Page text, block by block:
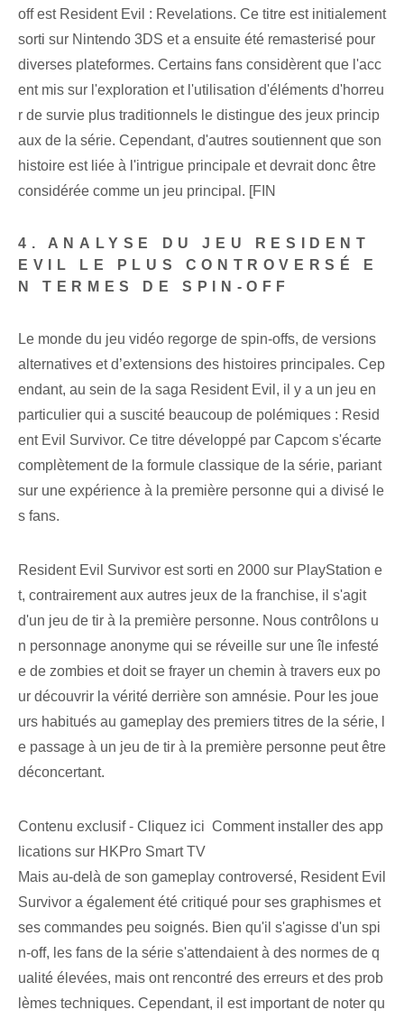
off est Resident Evil : Revelations. Ce titre est initialement
sorti sur Nintendo 3DS et a ensuite été remasterisé pour
diverses plateformes. Certains fans considèrent que l'acc
ent mis sur l'exploration et l'utilisation d'éléments d'horreu
r de survie plus traditionnels le distingue des jeux princip
aux de la série. Cependant, d'autres soutiennent que son
histoire est liée à l'intrigue principale et devrait donc être
considérée comme un jeu principal. [FIN
4. ANALYSE DU JEU RESIDENT
EVIL LE PLUS CONTROVERSÉ E
N TERMES DE SPIN-OFF
Le monde du jeu vidéo regorge de spin-offs, de versions
alternatives et d’extensions des histoires principales. Cep
endant, au sein de la saga Resident Evil, il y a un jeu en
particulier qui a suscité beaucoup de polémiques : Resid
ent Evil Survivor. Ce titre développé par Capcom s'écarte
complètement de la formule classique de la série, pariant
sur une expérience à la première personne qui a divisé le
s fans.
Resident Evil Survivor est sorti en 2000 sur PlayStation e
t, contrairement aux autres jeux de la franchise, il s'agit
d'un jeu de tir à la première personne. Nous contrôlons u
n personnage anonyme qui se réveille sur une île infesté
e de zombies et doit se frayer un chemin à travers eux po
ur découvrir la vérité derrière son amnésie. Pour les joue
urs habitués au gameplay des premiers titres de la série, l
e passage à un jeu de tir à la première personne peut être
déconcertant.
Contenu exclusif - Cliquez ici Comment installer des app
lications sur HKPro Smart TV
Mais au-delà de son gameplay controversé, Resident Evil
Survivor a également été critiqué pour ses graphismes et
ses commandes peu soignés. Bien qu'il s'agisse d'un spi
n-off, les fans de la série s'attendaient à des normes de q
ualité élevées, mais ont rencontré des erreurs et des prob
lèmes techniques. Cependant, il est important de noter qu